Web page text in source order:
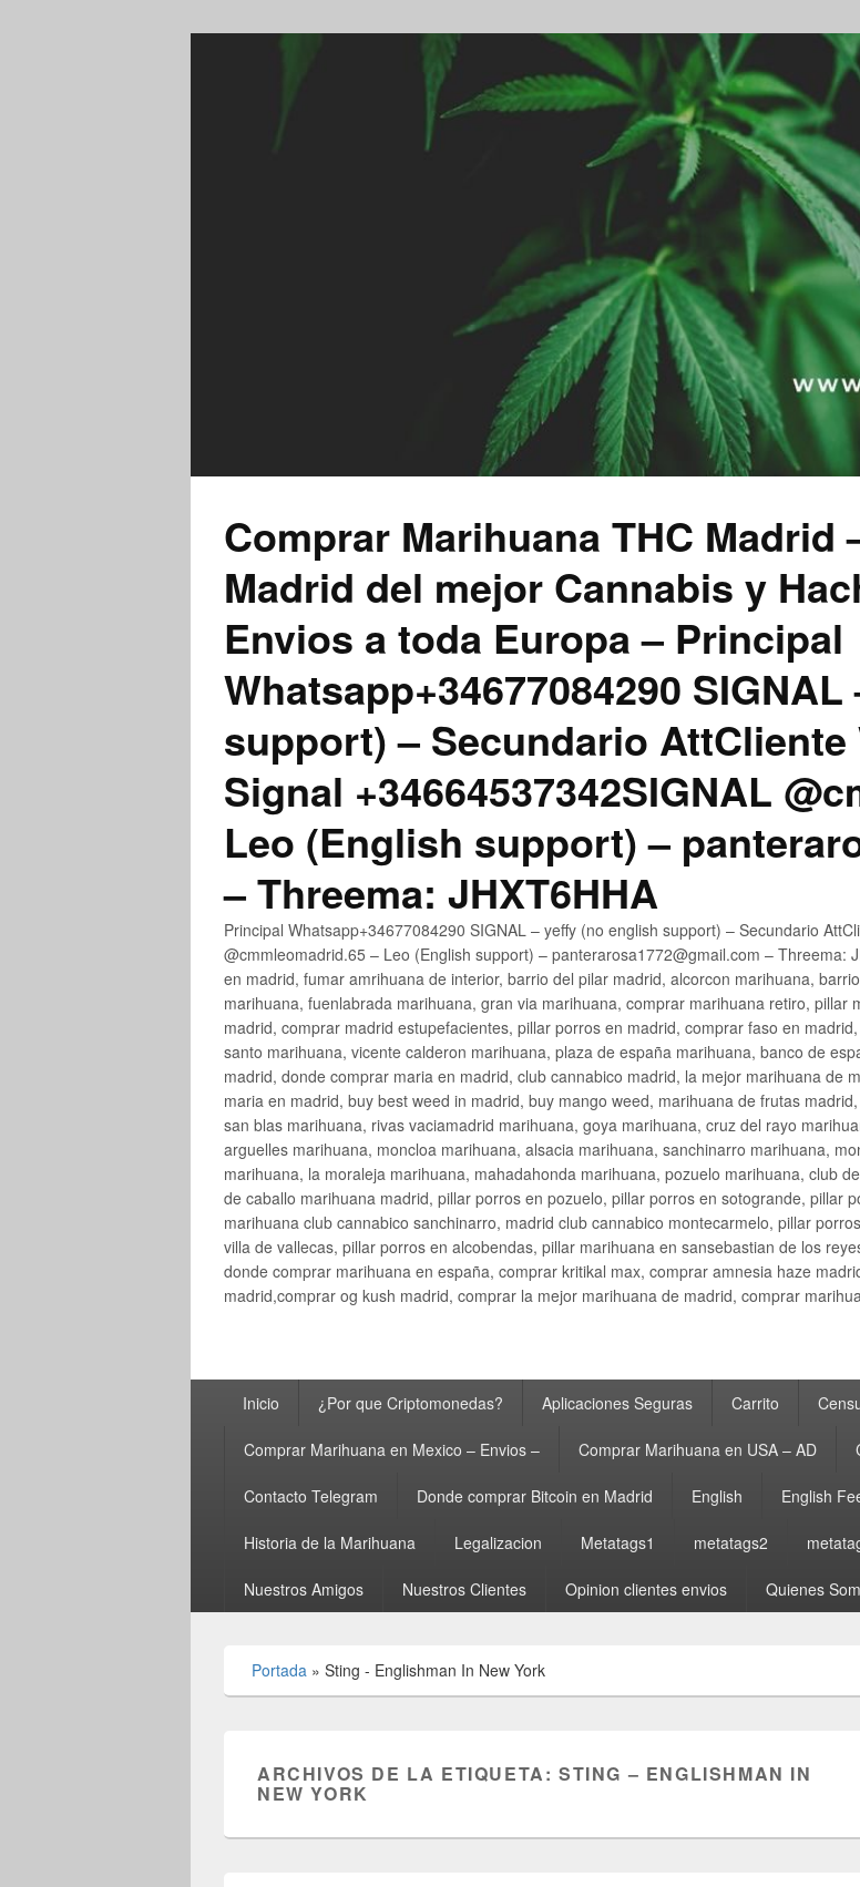
Comprar Marihuana THC Madrid
Madrid del mejor Cannabis y
Envios a toda Europa – Principal
Whatsapp+34677084290
support) – Secundario AttCliente
Signal +34664537342SIGNAL
Leo (English support) –
– Threema: JHXT6HHA
Principal Whatsapp+34677084290 SIGNAL – yeffy (no english support) – Secundario
@cmmleomadrid.65 – Leo (English support) – panterarosa1772@gmail.com –
en madrid, fumar amrihuana de interior, barrio del pilar madrid, alcorcon marihuana,
marihuana, fuenlabrada marihuana, gran via marihuana, comprar marihuana retiro,
madrid, comprar madrid estupefacientes, pillar porros en madrid, comprar faso en
santo marihuana, vicente calderon marihuana, plaza de españa marihuana, banco de
madrid, donde comprar maria en madrid, club cannabico madrid, la mejor marihuana de
maria en madrid, buy best weed in madrid, buy mango weed, marihuana de frutas
san blas marihuana, rivas vaciamadrid marihuana, goya marihuana, cruz del rayo
arguelles marihuana, moncloa marihuana, alsacia marihuana, sanchinarro marihuana,
marihuana, la moraleja marihuana, mahadahonda marihuana, pozuelo marihuana, club
de caballo marihuana madrid, pillar porros en pozuelo, pillar porros en sotogrande, pillar
marihuana club cannabico sanchinarro, madrid club cannabico montecarmelo, pillar
villa de vallecas, pillar porros en alcobendas, pillar marihuana en sansebastian de los
donde comprar marihuana en españa, comprar kritikal max, comprar amnesia haze
madrid,comprar og kush madrid, comprar la mejor marihuana de madrid, comprar
principalInicio ¿Por que Criptomonedas? Aplicaciones Seguras Carrito
Comprar Marihuana en Mexico – Envios – Comprar Marihuana en USA – AD
Contacto Telegram Donde comprar Bitcoin en Madrid English English
Historia de la Marihuana Legalizacion Metatags1 metatags2
Nuestros Amigos Nuestros Clientes Opinion clientes envios Quienes
Portada » Sting - Englishman In New York
ARCHIVOS DE LA ETIQUETA:STING – ENGLISHMAN IN
NEW YORK